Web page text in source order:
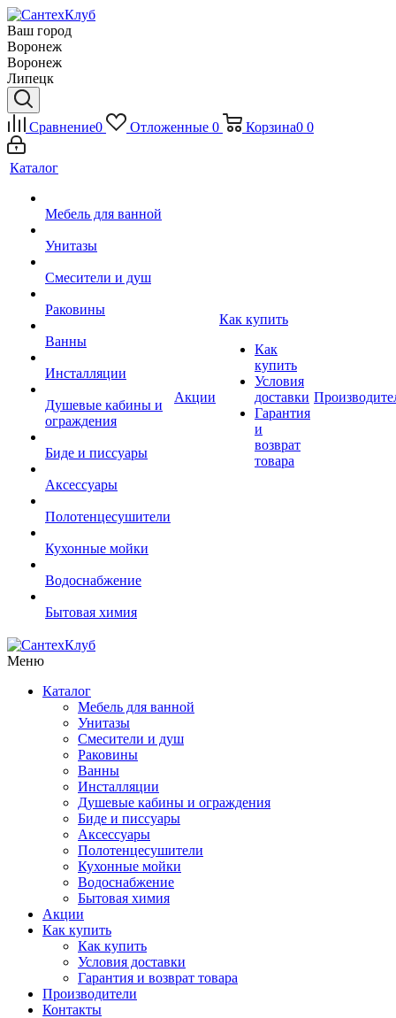
Ваш город
Воронеж
Воронеж
Липецк
Сравнение0 Отложенные 0 Корзина0 0
Каталог
Мебель для ванной
Унитазы
Смесители и душ
Раковины
Ванны
Инсталляции
Душевые кабины и
ограждения
Биде и писсуары
Аксессуары
Полотенцесушители
Кухонные мойки
Водоснабжение
Бытовая химия
Акции
Как купить
Как
купить
Условия
доставки
Гарантия
и
возврат
товара
Меню
Каталог
Мебель для ванной
Унитазы
Смесители и душ
Раковины
Ванны
Инсталляции
Душевые кабины и ограждения
Биде и писсуары
Аксессуары
Полотенцесушители
Кухонные мойки
Водоснабжение
Бытовая химия
Акции
Как купить
Как купить
Условия доставки
Гарантия и возврат товара
Производители
Контакты